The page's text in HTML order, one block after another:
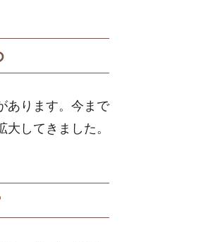
あります。今まで
してきました。